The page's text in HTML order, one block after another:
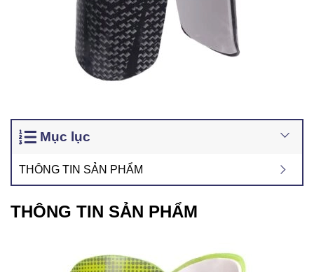
Mục lục
THÔNG TIN SẢN PHẨM
THÔNG TIN SẢN PHẨM